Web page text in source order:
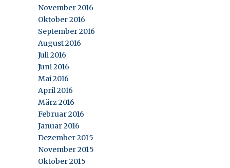
November 2016
Oktober 2016
September 2016
August 2016
Juli 2016
Juni 2016
Mai 2016
April 2016
März 2016
Februar 2016
Januar 2016
Dezember 2015
November 2015
Oktober 2015